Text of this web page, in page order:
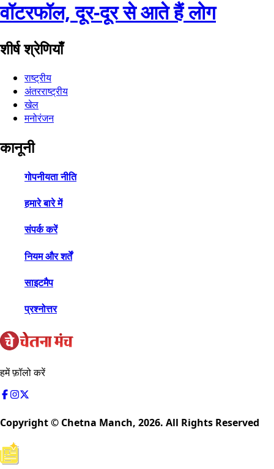
वॉटरफॉल, दूर-दूर से आते हैं लोग
शीर्ष श्रेणियाँ
राष्ट्रीय
अंतरराष्ट्रीय
खेल
मनोरंजन
कानूनी
गोपनीयता नीति
हमारे बारे में
संपर्क करें
नियम और शर्तें
साइटमैप
प्रश्नोत्तर
हमें फ़ॉलो करें
Copyright © Chetna Manch, 2026. All Rights Reserved